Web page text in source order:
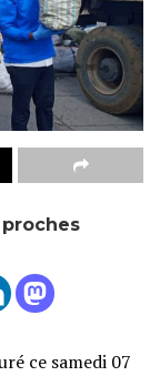
ce samedi 07